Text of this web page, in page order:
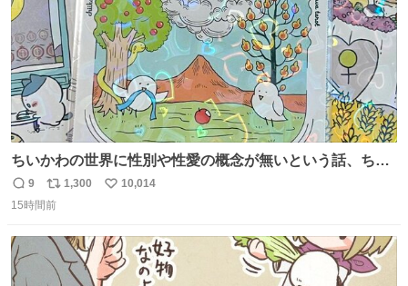
ちいかわの世界に性別や性愛の概念が無いという話、ちい
かわタロットでも恋人・女帝・女教皇あたりは性別を意識
させないように描かれてるんだよね。かなり徹底している
返
信
9
リ
ポ
ト
数
1,300
い
数
10,014
15時間前